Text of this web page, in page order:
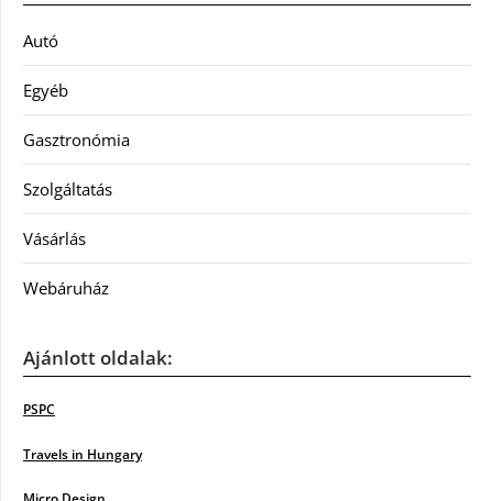
Autó
Egyéb
Gasztronómia
Szolgáltatás
Vásárlás
Webáruház
Ajánlott oldalak:
PSPC
Travels in Hungary